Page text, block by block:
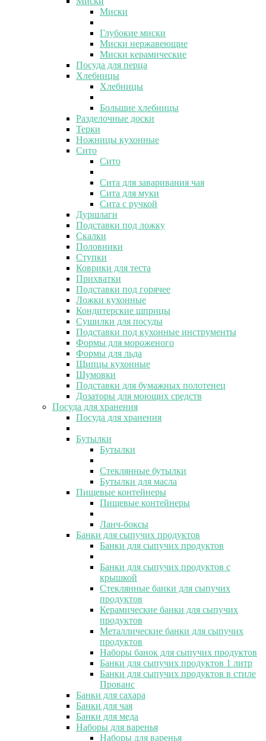
Миски
Глубокие миски
Миски нержавеющие
Миски керамические
Посуда для перца
Хлебницы
Хлебницы
Большие хлебницы
Разделочные доски
Терки
Ножницы кухонные
Сито
Сито
Сита для заваривания чая
Сита для муки
Сита с ручкой
Дуршлаги
Подставки под ложку
Скалки
Половники
Ступки
Коврики для теста
Прихватки
Подставки под горячее
Ложки кухонные
Кондитерские шприцы
Сушилки для посуды
Подставки под кухонные инструменты
Формы для мороженого
Формы для льда
Щипцы кухонные
Шумовки
Подставки для бумажных полотенец
Дозаторы для моющих средств
Посуда для хранения
Посуда для хранения
Бутылки
Бутылки
Стеклянные бутылки
Бутылки для масла
Пищевые контейнеры
Пищевые контейнеры
Ланч-боксы
Банки для сыпучих продуктов
Банки для сыпучих продуктов
Банки для сыпучих продуктов с
крышкой
Стеклянные банки для сыпучих
продуктов
Керамические банки для сыпучих
продуктов
Металлические банки для сыпучих
продуктов
Наборы банок для сыпучих продуктов
Банки для сыпучих продуктов 1 литр
Банки для сыпучих продуктов в стиле
Прованс
Банки для сахара
Банки для чая
Банки для меда
Наборы для варенья
Наборы для варенья